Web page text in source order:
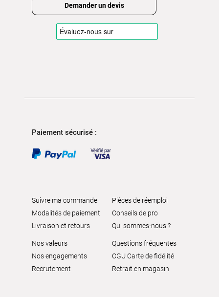
Demander un devis
Paiement sécurisé :
Suivre ma commande
Modalités de paiement
Livraison et retours
Pièces de réemploi
Conseils de pro
Qui sommes-nous ?
Nos valeurs
Nos engagements
Recrutement
Questions fréquentes
CGU Carte de fidélité
Retrait en magasin